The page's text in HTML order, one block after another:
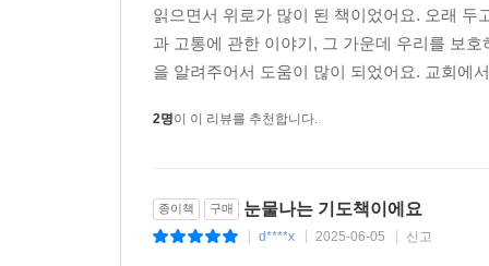
읽으면서 위로가 많이 된 책이었어요. 오래
과 고통에 관한 이야기, 그 가운데 우리를 보
을 알려주어서 도움이 많이 되었어요. 교회에
2명이 이 리뷰를 추천합니다.
종이책 구매 눈물나는 기도책이에요
d****x 2025-06-05 신고